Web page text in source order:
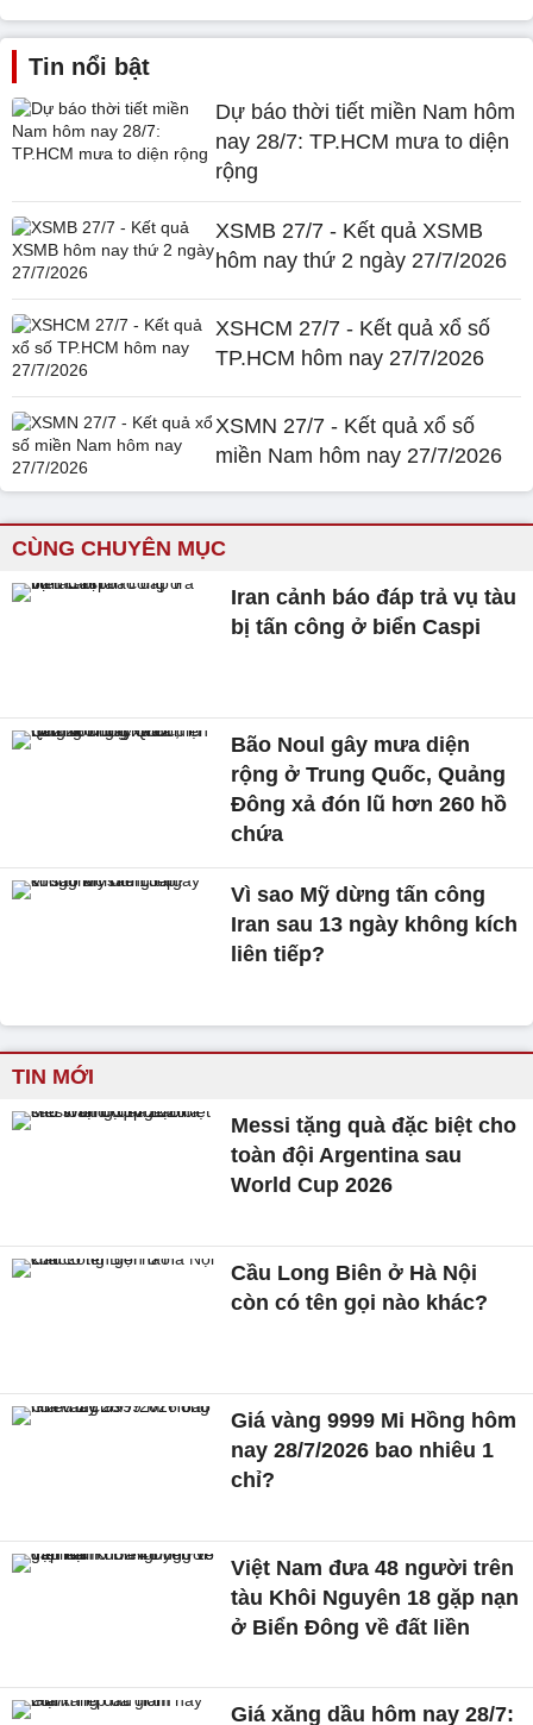
Tin nổi bật
Dự báo thời tiết miền Nam hôm
nay 28/7: TP.HCM mưa to diện
rộng
XSMB 27/7 - Kết quả XSMB
hôm nay thứ 2 ngày 27/7/2026
XSHCM 27/7 - Kết quả xổ số
TP.HCM hôm nay 27/7/2026
XSMN 27/7 - Kết quả xổ số
miền Nam hôm nay 27/7/2026
CÙNG CHUYÊN MỤC
Iran cảnh báo đáp trả vụ tàu
bị tấn công ở biển Caspi
Bão Noul gây mưa diện
rộng ở Trung Quốc, Quảng
Đông xả đón lũ hơn 260 hồ
chứa
Vì sao Mỹ dừng tấn công
Iran sau 13 ngày không kích
liên tiếp?
TIN MỚI
Messi tặng quà đặc biệt cho
toàn đội Argentina sau
World Cup 2026
Cầu Long Biên ở Hà Nội
còn có tên gọi nào khác?
Giá vàng 9999 Mi Hồng hôm
nay 28/7/2026 bao nhiêu 1
chỉ?
Việt Nam đưa 48 người trên
tàu Khôi Nguyên 18 gặp nạn
ở Biển Đông về đất liền
Giá xăng dầu hôm nay 28/7: